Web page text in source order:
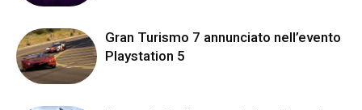
Gran Turismo 7 annunciato nell’evento
Playstation 5